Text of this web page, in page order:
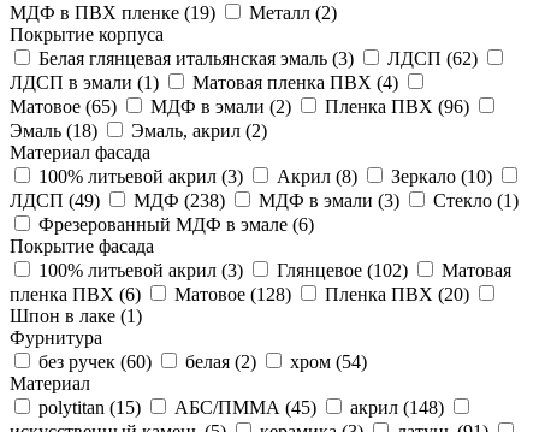
МДФ в ПВХ пленке (19) Металл (2)
Покрытие корпуса
Белая глянцевая итальянская эмаль (3) ЛДСП (62)
ЛДСП в эмали (1) Матовая пленка ПВХ (4)
Матовое (65) МДФ в эмали (2) Пленка ПВХ (96)
Эмаль (18) Эмаль, акрил (2)
Материал фасада
100% литьевой акрил (3) Акрил (8) Зеркало (10)
ЛДСП (49) МДФ (238) МДФ в эмали (3) Стекло (1)
Фрезерованный МДФ в эмале (6)
Покрытие фасада
100% литьевой акрил (3) Глянцевое (102)
Матовая
пленка ПВХ (6) Матовое (128) Пленка ПВХ (20)
Шпон в лаке (1)
Фурнитура
без ручек (60) белая (2) хром (54)
Материал
polytitan (15) АБС/ПММА (45) акрил (148)